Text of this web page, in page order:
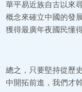
華平易近族自古以來
概念來確立中國的發
獲得最廣年夜國民懂
總之，只要堅持從歷
中開拓前進，我們才